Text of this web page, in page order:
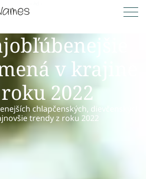
v krajine
2022
chlapčenských, dievčenských
trendy z roku 2022